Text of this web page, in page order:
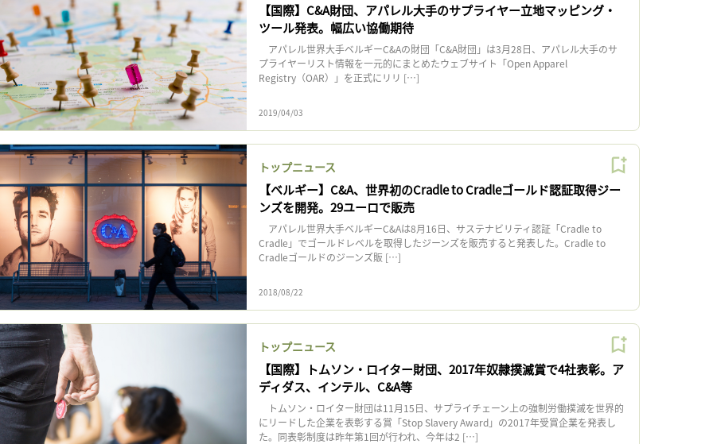
【国際】C&A財団、アパレル大手のサプライヤー立地マッピング・
ツール発表。幅広い協働期待
アパレル世界大手ベルギーC&Aの財団「C&A財団」は3月28日、アパレル大手のサ
プライヤーリスト情報を一元的にまとめたウェブサイト「Open Apparel
Registry（OAR）」を正式にリリ […]
2019/04/03
トップニュース
【ベルギー】C&A、世界初のCradle to Cradleゴールド認証取得ジー
ンズを開発。29ユーロで販売
アパレル世界大手ベルギーC&Aは8月16日、サステナビリティ認証「Cradle to
Cradle」でゴールドレベルを取得したジーンズを販売すると発表した。Cradle to
Cradleゴールドのジーンズ販 […]
2018/08/22
トップニュース
【国際】トムソン・ロイター財団、2017年奴隷撲滅賞で4社表彰。ア
ディダス、インテル、C&A等
トムソン・ロイター財団は11月15日、サプライチェーン上の強制労働撲滅を世界的
にリードした企業を表彰する賞「Stop Slavery Award」の2017年受賞企業を発表し
た。同表彰制度は昨年第1回が行われ、今年は2 […]